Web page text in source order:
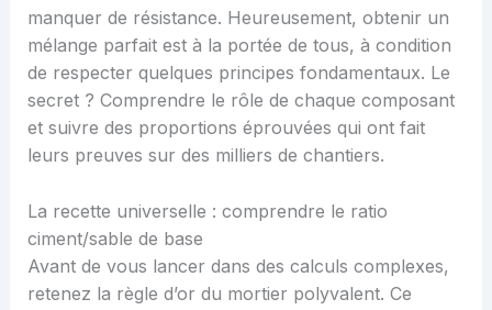
manquer de résistance. Heureusement, obtenir un
mélange parfait est à la portée de tous, à condition
de respecter quelques principes fondamentaux. Le
secret ? Comprendre le rôle de chaque composant
et suivre des proportions éprouvées qui ont fait
leurs preuves sur des milliers de chantiers.
La recette universelle : comprendre le ratio
ciment/sable de base
Avant de vous lancer dans des calculs complexes,
retenez la règle d’or du mortier polyvalent. Ce